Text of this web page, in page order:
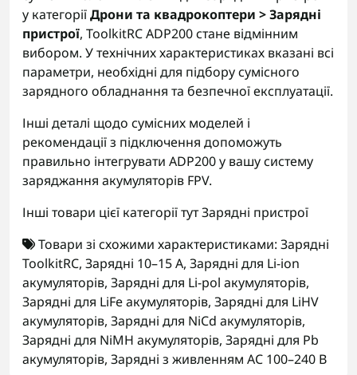
у категоріїДрони та квадрокоптери > Зарядні
пристрої, ToolkitRC ADP200 стане відмінним
вибором. У технічних характеристиках вказані всі
параметри, необхідні для підбору сумісного
зарядного обладнання та безпечної експлуатації.
Інші деталі щодо сумісних моделей і
рекомендації з підключення допоможуть
правильно інтегрувати ADP200 у вашу систему
заряджання акумуляторів FPV.
Інші товари цієї категорії тутЗарядні пристрої
Товари зі схожими характеристиками: Зарядні
ToolkitRC, Зарядні 10–15 А, Зарядні для Li-ion
акумуляторів, Зарядні для Li-pol акумуляторів,
Зарядні для LiFe акумуляторів, Зарядні для LiHV
акумуляторів, Зарядні для NiCd акумуляторів,
Зарядні для NiMH акумуляторів, Зарядні для Pb
акумуляторів, Зарядні з живленням AC 100–240 В